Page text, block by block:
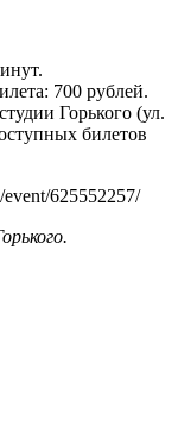
700 рублей.
Горького (ул.
билетов
625552257/